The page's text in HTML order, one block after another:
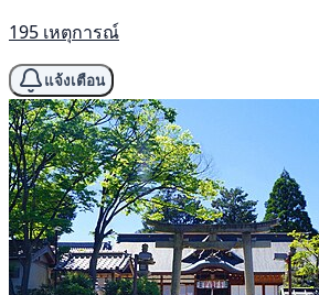
195 เหตุการณ์
แจ้งเตือน